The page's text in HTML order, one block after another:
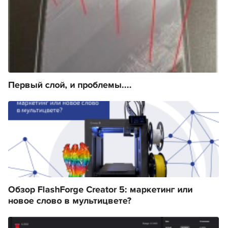
Первый слой, и проблемы....
Обзор FlashForge Creator 5: маркетинг или
новое слово в мультицвете?